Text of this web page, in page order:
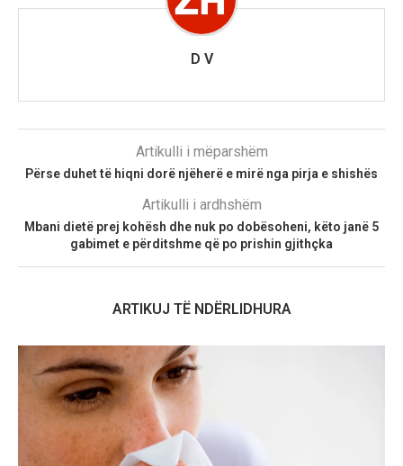
D V
Artikulli i mëparshëm
Përse duhet të hiqni dorë njëherë e mirë nga pirja e shishës
Artikulli i ardhshëm
Mbani dietë prej kohësh dhe nuk po dobësoheni, këto janë 5
gabimet e përditshme që po prishin gjithçka
ARTIKUJ TË NDËRLIDHURA